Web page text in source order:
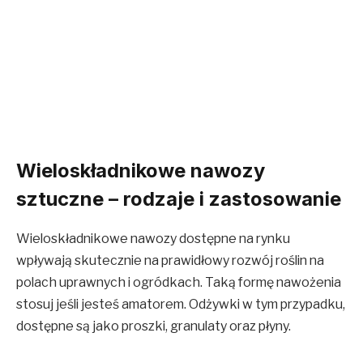
Wieloskładnikowe nawozy
sztuczne – rodzaje i zastosowanie
Wieloskładnikowe nawozy dostępne na rynku
wpływają skutecznie na prawidłowy rozwój roślin na
polach uprawnych i ogródkach. Taką formę nawożenia
stosuj jeśli jesteś amatorem. Odżywki w tym przypadku,
dostępne są jako proszki, granulaty oraz płyny.